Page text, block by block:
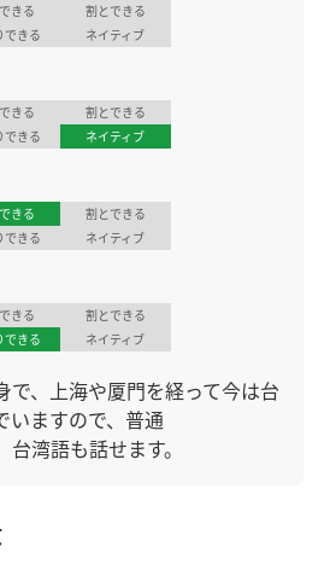
きる
割とできる
できる ネイティブ
きる
割とできる
できる ネイティブ
きる
割とできる
できる ネイティブ
きる
割とできる
できる ネイティブ
で、上海や厦門を経って今は台
いますので、普通
湾語も話せます。